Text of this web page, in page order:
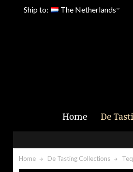
Ship to: The Netherlands
Home De
Home De Tasting Collections